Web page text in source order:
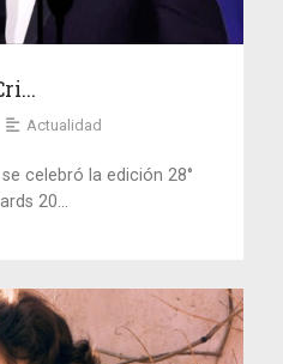
Actualidad
celebró la edición 28°
20...